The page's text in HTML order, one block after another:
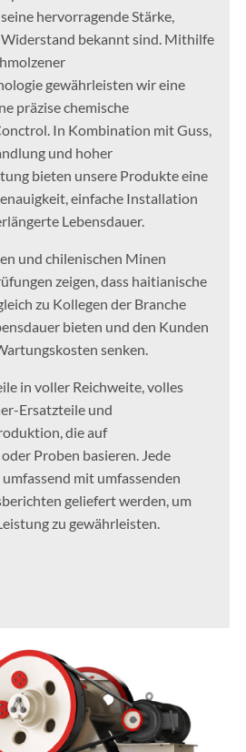
hervorragende Stärke,
bekannt sind. Mithilfe
gewährleisten wir eine
präzise chemische
In Kombination mit Guss,
und hoher
bieten unsere Produkte eine
einfache Installation
Lebensdauer.
und chilenischen Minen
zeigen, dass haitianische
zu Kollegen der Branche
bieten und den Kunden
senken.
in voller Reichweite, volles
Ersatzteile und
die auf
Proben basieren. Jede
mit umfassenden
geliefert werden, um
zu gewährleisten.